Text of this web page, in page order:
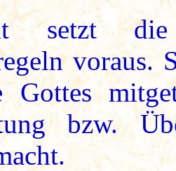
setzt die
voraus.
Gottes
bzw.